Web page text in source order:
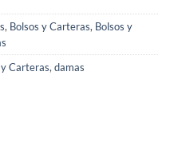
, Bolsos y Carteras, Bolsos y
Carteras,damas